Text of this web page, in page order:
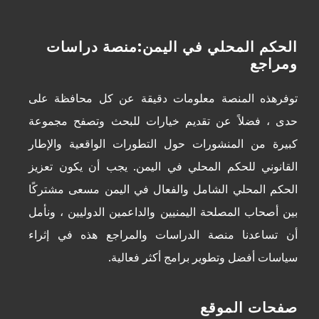
الحكم المحلي في اليمن:منصة دراسات
ومراجع
توفرهذه المنصة معلومات دقيقة عن كل محافظة على
حدى ، فضلاً عن تقديم خيارات للبحث وتصفح مجموعة
كبيرة من المنشورات حول التطورات الواقعية والإطار
القانوني للحكم المحلي في اليمن. يجب أن يكون تعزيز
الحكم المحلي الشامل والفعال في اليمن مسعى مشتركًا
بين أصحاب المصلحة اليمنيين والداعمين الدوليين ، ونأمل
أن تساعدنا منصة الدراسات والمراجع هذه في إثراء
سياسات أفضل وتطوير برامج أكثر فعالية.
صفحات الموقع